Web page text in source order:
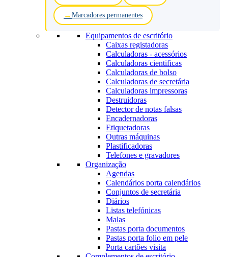
Marcadores permanentes
Equipamentos de escritório
Caixas registadoras
Calculadoras - acessórios
Calculadoras cientificas
Calculadoras de bolso
Calculadoras de secretária
Calculadoras impressoras
Destruidoras
Detector de notas falsas
Encadernadoras
Etiquetadoras
Outras máquinas
Plastificadoras
Telefones e gravadores
Organização
Agendas
Calendários porta calendários
Conjuntos de secretária
Diários
Listas telefónicas
Malas
Pastas porta documentos
Pastas porta folio em pele
Porta cartões visita